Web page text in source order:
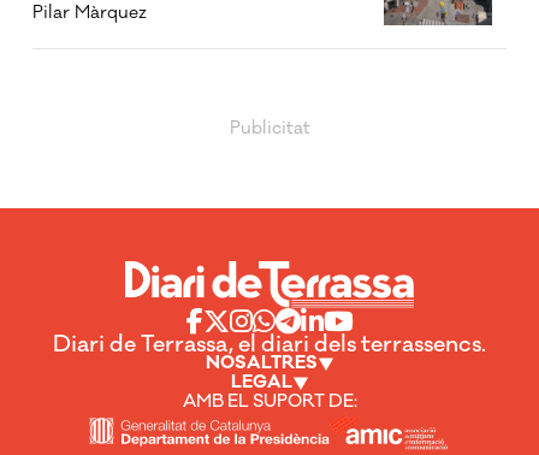
Pilar Màrquez
Diari de Terrassa, el diari dels terrassencs.
NOSALTRES
LEGAL
AMB EL SUPORT DE: